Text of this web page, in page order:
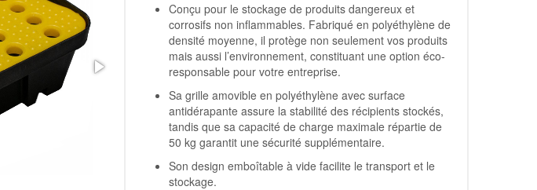
Conçu pour le stockage de produits dangereux et
corrosifs non inflammables. Fabriqué en polyéthylène de
densité moyenne, il protège non seulement vos produits
mais aussi l’environnement, constituant une option éco-
responsable pour votre entreprise.
Sa grille amovible en polyéthylène avec surface
antidérapante assure la stabilité des récipients stockés,
tandis que sa capacité de charge maximale répartie de
50 kg garantit une sécurité supplémentaire.
Son design emboîtable à vide facilite le transport et le
stockage.